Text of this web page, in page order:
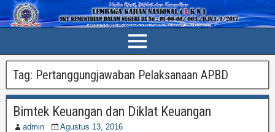
Tag: Pertanggungjawaban Pelaksanaan APBD
Bimtek Keuangan dan Diklat Keuangan
admin
Agustus 13, 2016